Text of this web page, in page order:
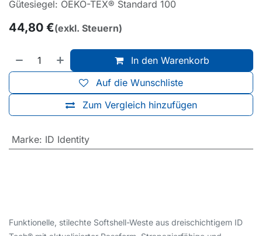
Gütesiegel: OEKO-TEX® Standard 100
44,80 €(exkl. Steuern)
In den Warenkorb
Zum Vergleich hinzufügen
Auf die Wunschliste
Marke: ID Identity
Funktionelle, stilechte Softshell-Weste aus dreischichtigem ID